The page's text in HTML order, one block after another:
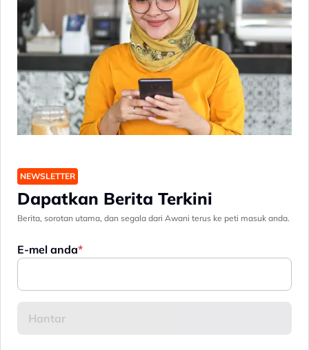
NEWSLETTER
Dapatkan Berita Terkini
Berita, sorotan utama, dan segala dari Awani terus ke peti masuk anda.
E-mel anda